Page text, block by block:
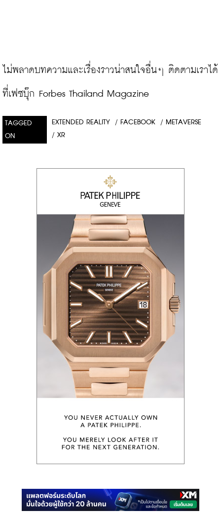
ไม่พลาดบทความและเรื่องราวน่าสนใจอื่นๆ ติดตามเราได้
ที่เฟซบุ๊ก Forbes Thailand Magazine
TAGGED
ON
EXTENDED REALITY / FACEBOOK / METAVERSE
/ XR